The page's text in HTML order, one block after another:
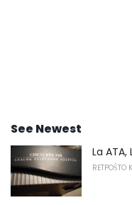
See Newest
La
RETPOŜTO